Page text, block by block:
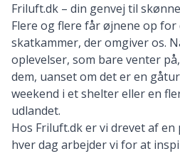
Friluft.dk – din genvej til
Flere og flere får øjnene op
skatkammer, der omgiver os.
oplevelser, som bare venter
dem, uanset om det er en
weekend i et shelter eller en
udlandet.
Hos Friluft.dk er vi drevet af
hver dag arbejder vi for at